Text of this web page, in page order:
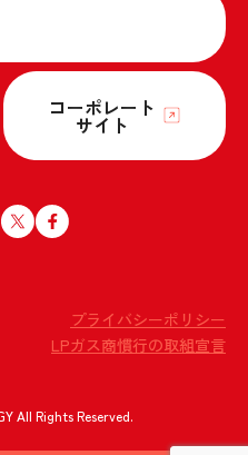
コーポレート
サイト
プライバシーポリシー
LPガス商慣行の取組宣言
All Rights Reserved.